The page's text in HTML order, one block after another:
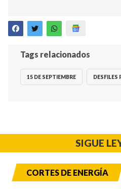
Tags relacionados
15 DE SEPTIEMBRE DESFILES
SIGUE
CORTES DE ENERGÍA